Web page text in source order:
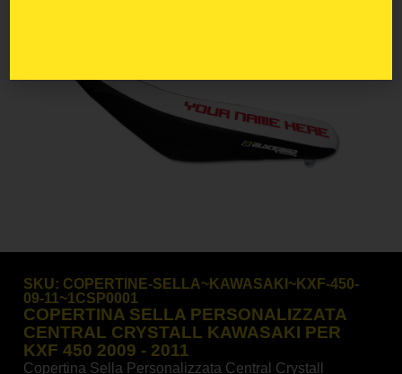
SKU: COPERTINE-SELLA~KAWASAKI~KXF-450-
09-11~1CSP0001
COPERTINA SELLA PERSONALIZZATA
CENTRAL CRYSTALL KAWASAKI PER
KXF 450 2009 - 2011
Copertina Sella Personalizzata Central Crystall